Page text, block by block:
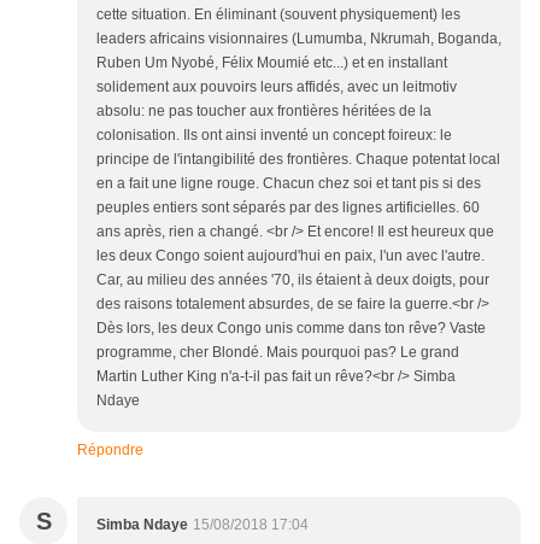
cette situation. En éliminant (souvent physiquement) les
leaders africains visionnaires (Lumumba, Nkrumah, Boganda,
Ruben Um Nyobé, Félix Moumié etc...) et en installant
solidement aux pouvoirs leurs affidés, avec un leitmotiv
absolu: ne pas toucher aux frontières héritées de la
colonisation. Ils ont ainsi inventé un concept foireux: le
principe de l'intangibilité des frontières. Chaque potentat local
en a fait une ligne rouge. Chacun chez soi et tant pis si des
peuples entiers sont séparés par des lignes artificielles. 60
ans après, rien a changé. <br /> Et encore! Il est heureux que
les deux Congo soient aujourd'hui en paix, l'un avec l'autre.
Car, au milieu des années '70, ils étaient à deux doigts, pour
des raisons totalement absurdes, de se faire la guerre.<br />
Dès lors, les deux Congo unis comme dans ton rêve? Vaste
programme, cher Blondé. Mais pourquoi pas? Le grand
Martin Luther King n'a-t-il pas fait un rêve?<br /> Simba
Ndaye
Répondre
S Simba Ndaye 15/08/2018 17:04